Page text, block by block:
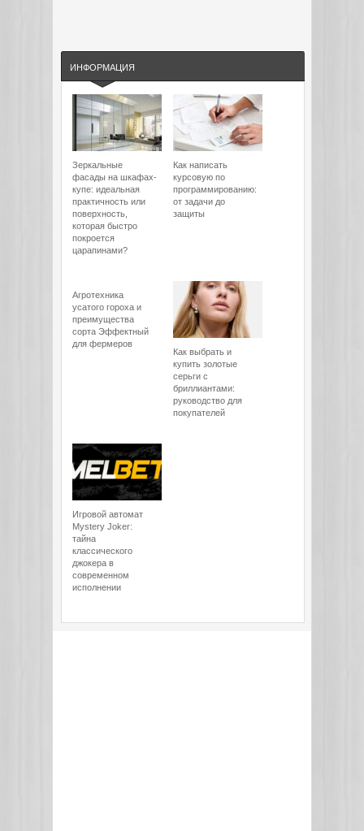
ИНФОРМАЦИЯ
Зеркальные
фасады на шкафах-
купе: идеальная
практичность или
поверхность,
которая быстро
покроется
царапинами?
Как написать
курсовую по
программированию:
от задачи до
защиты
Агротехника
усатого гороха и
преимущества
сорта Эффектный
для фермеров
Как выбрать и
купить золотые
серьги с
бриллиантами:
руководство для
покупателей
Игровой автомат
Mystery Joker:
тайна
классического
джокера в
современном
исполнении